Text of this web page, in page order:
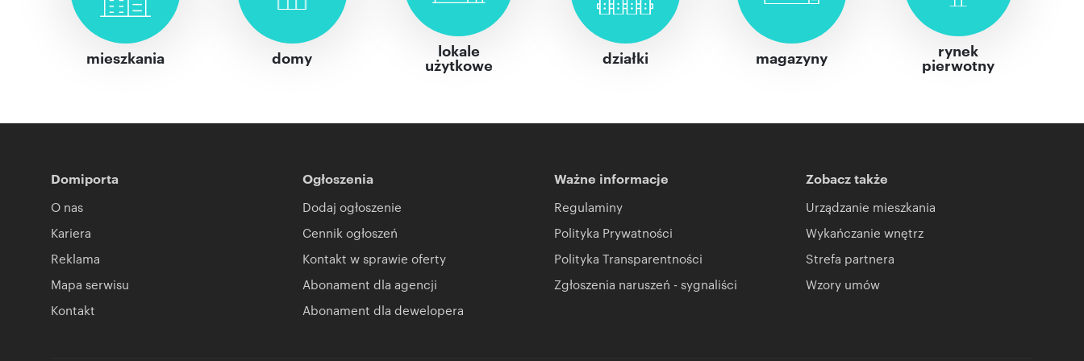
mieszkania domy lokale
użytkowe działki magazyny rynek
pierwotny
Domiporta
O nas
Kariera
Reklama
Mapa serwisu
Kontakt
Ogłoszenia
Dodaj ogłoszenie
Cennik ogłoszeń
Kontakt w sprawie oferty
Abonament dla agencji
Abonament dla dewelopera
Ważne informacje
Regulaminy
Polityka Prywatności
Polityka Transparentności
Zgłoszenia naruszeń - sygnaliści
Zobacz także
Urządzanie mieszkania
Wykańczanie wnętrz
Strefa partnera
Wzory umów